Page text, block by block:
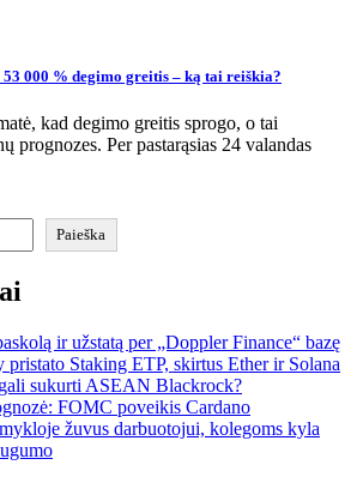
000 % degimo greitis – ką tai reiškia?
kad degimo greitis sprogo, o tai
prognozes. Per pastarąsias 24 valandas
Paieška
ir užstatą per „Doppler Finance“ bazę
pristato Staking ETP, skirtus Ether ir Solana
sukurti ASEAN Blackrock?
FOMC poveikis Cardano
žuvus darbuotojui, kolegoms kyla